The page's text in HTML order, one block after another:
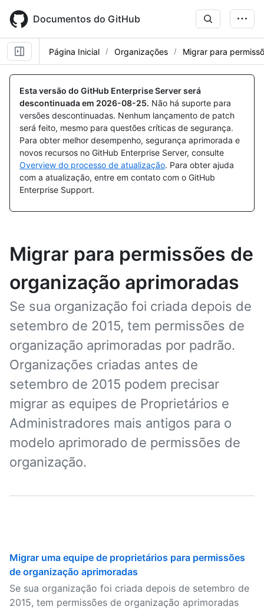
main
content
Documentos do GitHub
Página Inicial Organizações Migrar para
Esta versão do GitHub Enterprise Server será
descontinuada em 2026-08-25. Não há suporte para
versões descontinuadas. Nenhum lançamento de patch
será feito, mesmo para questões críticas de segurança.
Para obter melhor desempenho, segurança aprimorada e
novos recursos no GitHub Enterprise Server, consulte
Overview do processo de atualização. Para obter ajuda
com a atualização, entre em contato com o GitHub
Enterprise Support.
Migrar para permissões de
organização aprimoradas
Se sua organização foi criada depois de
setembro de 2015, tem permissões de
organização aprimoradas por padrão.
Organizações criadas antes de
setembro de 2015 podem precisar
migrar as equipes de Proprietários e
Administradores mais antigos para o
modelo aprimorado de permissões de
organização.
Migrar uma equipe de proprietários para permissões
de organização aprimoradas
Se sua organização foi criada depois de setembro de
2015, tem permissões de organização aprimoradas